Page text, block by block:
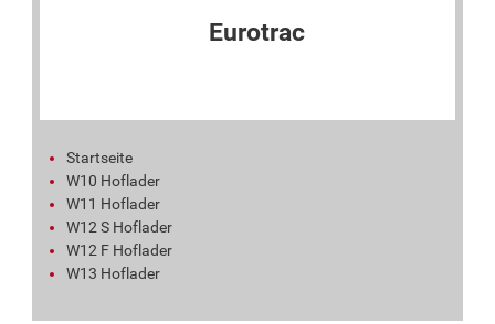
Startseite
W10 Hoflader
W11 Hoflader
W12 S Hoflader
W12 F Hoflader
W13 Hoflader